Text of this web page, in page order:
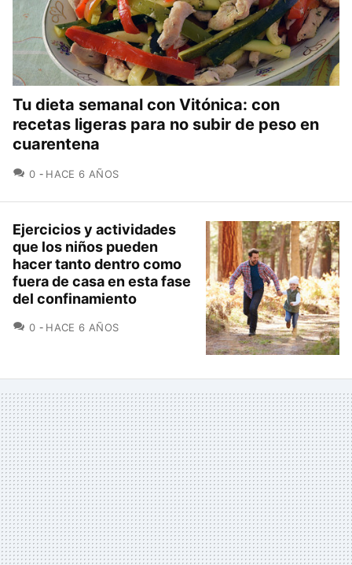
Tu dieta semanal con Vitónica: con
recetas ligeras para no subir de peso en
cuarentena
0 COMENTARIOS
HACE 6 AÑOS
Ejercicios y actividades
que los niños pueden
hacer tanto dentro como
fuera de casa en esta fase
del confinamiento
0 COMENTARIOS
HACE 6 AÑOS